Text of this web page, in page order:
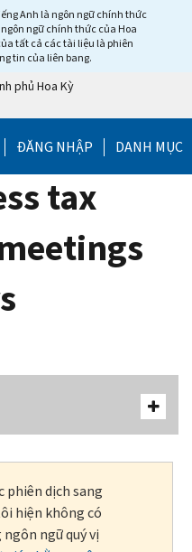
Anh là ngôn ngữ chính thức
ngữ chính thức của Hoa
tất cả các tài liệu là phiên
tin của liên bang.
phủ Hoa Kỳ
ĐĂNG NHẬP DANH MỤC
tax
phiên dịch sang
hiện không có
ngữ quý vị